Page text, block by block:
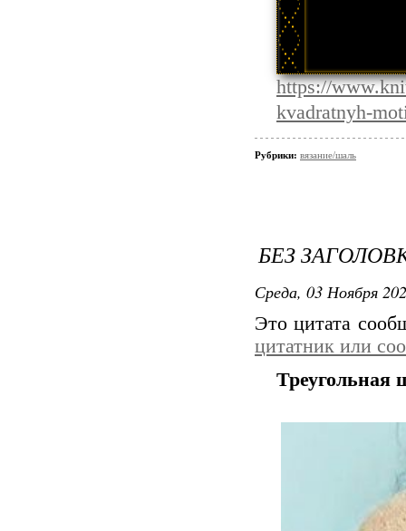
https://
kvadratnyh-
Рубрики: вязание/шаль
БЕЗ
Среда, 03 Ноября
Это цитата
цитатник или
Треугольная